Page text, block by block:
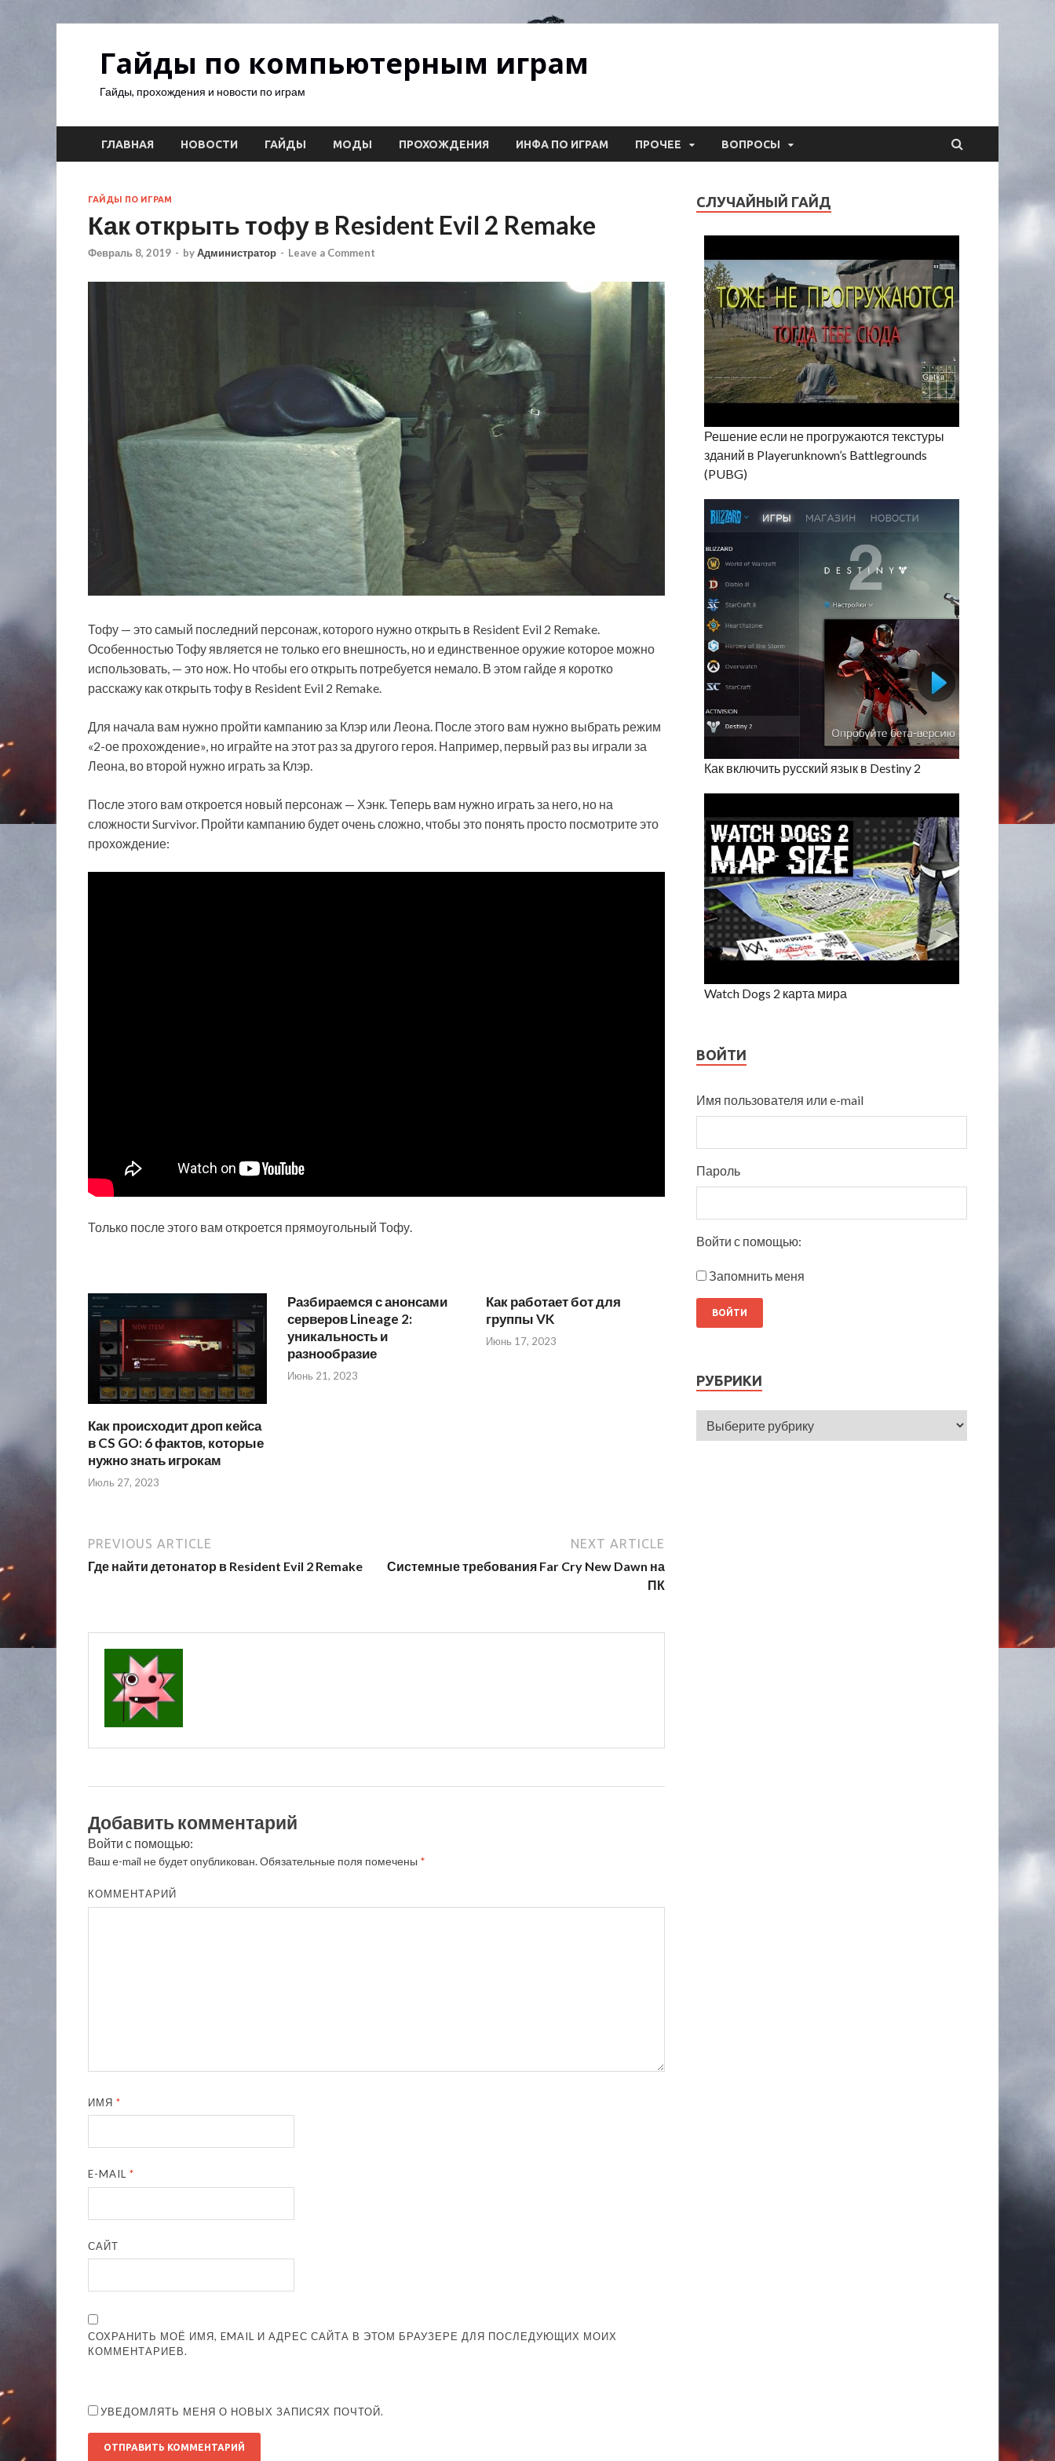
Гайды по компьютерным играм
Гайды, прохождения и новости по играм
ГЛАВНАЯ НОВОСТИ ГАЙДЫ МОДЫ ПРОХОЖДЕНИЯ ИНФА ПО ИГРАМ ПРОЧЕЕ ВОПРОСЫ
ГАЙДЫ ПО ИГРАМ
Как открыть тофу в Resident Evil 2 Remake
Февраль 8, 2019 - byАдминистратор - Leave a Comment
Тофу — это самый последний персонаж, которого нужно открыть в Resident Evil 2 Remake.
Особенностью Тофу является не только его внешность, но и единственное оружие которое можно
использовать, — это нож. Но чтобы его открыть потребуется немало. В этом гайде я коротко
расскажу как открыть тофу в Resident Evil 2 Remake.
Для начала вам нужно пройти кампанию за Клэр или Леона. После этого вам нужно выбрать режим
«2-ое прохождение», но играйте на этот раз за другого героя. Например, первый раз вы играли за
Леона, во второй нужно играть за Клэр.
После этого вам откроется новый персонаж — Хэнк. Теперь вам нужно играть за него, но на
сложности Survivor. Пройти кампанию будет очень сложно, чтобы это понять просто посмотрите это
прохождение:
Только после этого вам откроется прямоугольный Тофу.
Как происходит дроп кейса
в CS GO: 6 фактов, которые
нужно знать игрокам
Июль 27, 2023
Разбираемся с анонсами
серверов Lineage 2:
уникальность и
разнообразие
Июнь 21, 2023
Как работает бот для
группы VK
Июнь 17, 2023
PREVIOUS ARTICLE
Где найти детонатор в Resident Evil 2 Remake
NEXT ARTICLE
Системные требования Far Cry New Dawn на
ПК
Добавить комментарий
Войти с помощью:
Ваш e-mail не будет опубликован.Обязательные поля помечены *
КОММЕНТАРИЙ
ИМЯ*
E-MAIL*
САЙТ
СОХРАНИТЬ МОЁ ИМЯ, EMAIL И АДРЕС САЙТА В ЭТОМ БРАУЗЕРЕ ДЛЯ ПОСЛЕДУЮЩИХ МОИХ
КОММЕНТАРИЕВ.
УВЕДОМЛЯТЬ МЕНЯ О НОВЫХ ЗАПИСЯХ ПОЧТОЙ.
СЛУЧАЙНЫЙ ГАЙД
Решение если не прогружаются текстуры
зданий в Playerunknown’s Battlegrounds
(PUBG)
Как включить русский язык в Destiny 2
Watch Dogs 2 карта мира
ВОЙТИ
Имя пользователя или e-mail
Пароль
Войти с помощью:
Запомнить меня
РУБРИКИ